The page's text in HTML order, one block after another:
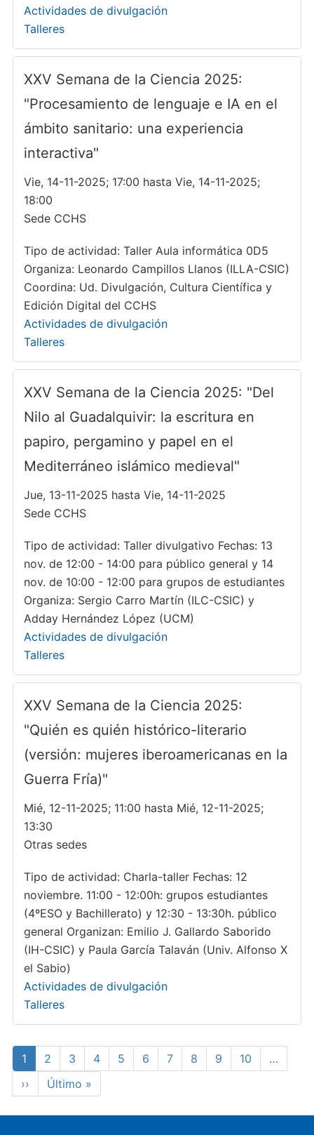
Actividades de divulgación
Talleres
XXV Semana de la Ciencia 2025:
"Procesamiento de lenguaje e IA en el
ámbito sanitario: una experiencia
interactiva"
Vie, 14-11-2025; 17:00 hasta Vie, 14-11-2025;
18:00
Sede CCHS
Tipo de actividad: Taller Aula informática 0D5
Organiza: Leonardo Campillos Llanos (ILLA-CSIC)
Coordina: Ud. Divulgación, Cultura Científica y
Edición Digital del CCHS
Actividades de divulgación
Talleres
XXV Semana de la Ciencia 2025: "Del
Nilo al Guadalquivir: la escritura en
papiro, pergamino y papel en el
Mediterráneo islámico medieval"
Jue, 13-11-2025 hasta Vie, 14-11-2025
Sede CCHS
Tipo de actividad: Taller divulgativo Fechas: 13
nov. de 12:00 - 14:00 para público general y 14
nov. de 10:00 - 12:00 para grupos de estudiantes
Organiza: Sergio Carro Martín (ILC-CSIC) y
Adday Hernández López (UCM)
Actividades de divulgación
Talleres
XXV Semana de la Ciencia 2025:
"Quién es quién histórico-literario
(versión: mujeres iberoamericanas en la
Guerra Fría)"
Mié, 12-11-2025; 11:00 hasta Mié, 12-11-2025;
13:30
Otras sedes
Tipo de actividad: Charla-taller Fechas: 12
noviembre. 11:00 - 12:00h: grupos estudiantes
(4ºESO y Bachillerato) y 12:30 - 13:30h. público
general Organizan: Emilio J. Gallardo Saborido
(IH-CSIC) y Paula García Talaván (Univ. Alfonso X
el Sabio)
Actividades de divulgación
Talleres
Paginación
Página
actual
1 Page
2 Page
3 Page
4 Page
5 Page
6 Page
7 Page
8 Page
9 Page
10
…
Siguiente
página
››
Última
página
Último »